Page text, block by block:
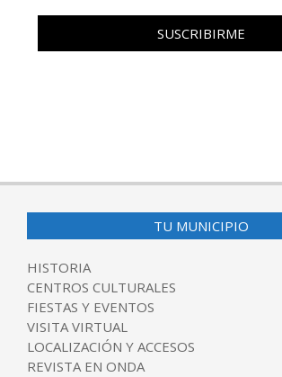
TU MUNICIPIO
HISTORIA
CENTROS CULTURALES
FIESTAS Y EVENTOS
VISITA VIRTUAL
LOCALIZACIÓN Y ACCESOS
REVISTA EN ONDA